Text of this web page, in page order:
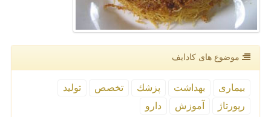
موضوع های كادایف
بیماری بهداشت پزشك تخصص
تولید
رپورتاژ
آموزش دارو